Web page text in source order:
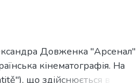
Довженка "Арсенал"
кінематографія. На
що здійснюється в